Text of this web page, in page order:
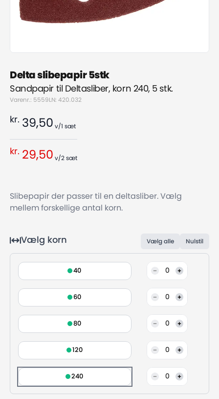
Delta slibepapir 5stk
Sandpapir til Deltasliber, korn 240, 5 stk.
Varenr.: 5559LN: 420.032
kr. 39,50 v/1 sæt
kr. 29,50 v/2 sæt
Slibepapir der passer til en deltasliber. Vælg
mellem forskellige antal korn.
Vælg korn Vælg alle Nulstil
40 0
60 0
80 0
120 0
240 0